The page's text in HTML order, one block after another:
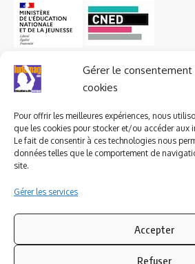
Gérer le consentement
cookies
Pour offrir les meilleures expériences, nous
que les cookies pour stocker et/ou accéder aux
Le fait de consentir à ces technologies nous
données telles que le comportement de
site.
Gérer les services
Accepter
Refuser